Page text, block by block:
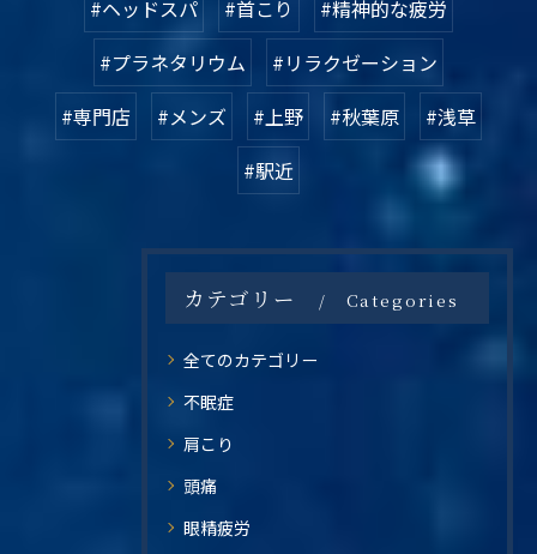
#ヘッドスパ
#首こり
#精神的な疲労
#プラネタリウム
#リラクゼーション
#専門店
#メンズ #上野 #秋葉原
#浅草
#駅近
カテゴリー Categories
全てのカテゴリー
不眠症
肩こり
頭痛
眼精疲労